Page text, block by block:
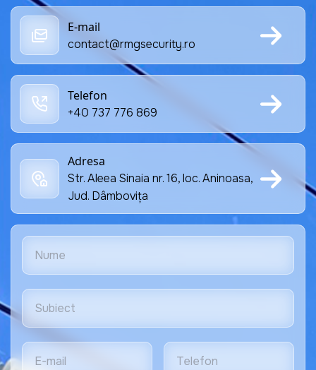
E-mail
contact@rmgsecurity.ro
Telefon
+40 737 776 869
Adresa
Str. Aleea Sinaia nr. 16, loc. Aninoasa,
Jud. Dâmbovița